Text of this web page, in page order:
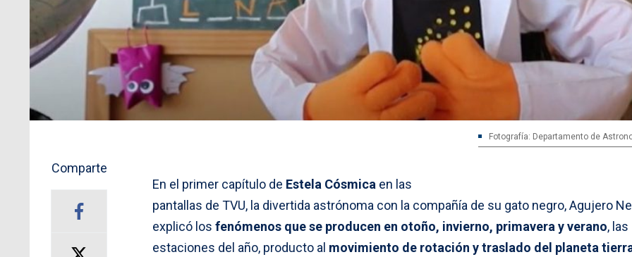
Fotografía: Departamento de
Comparte
En el primer capítulo de Estela Cósmica en las
pantallas de TVU, la divertida astrónoma con la compañía de su gato negro, Agujero
explicó los fenómenos que se producen en otoño, invierno, primavera y verano, las
estaciones del año, producto al movimiento de rotación y traslado del planeta